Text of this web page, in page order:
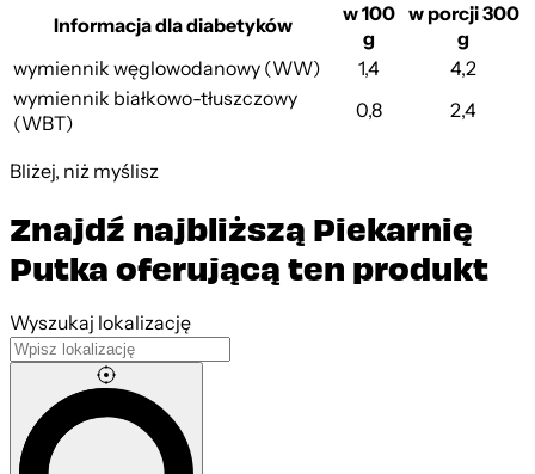
Informacja dla diabetyków
w 100
g
w porcji 300
g
wymiennik węglowodanowy (WW)
1,4
4,2
wymiennik białkowo-tłuszczowy
(WBT)
0,8 2,4
Bliżej, niż myślisz
Znajdź najbliższą Piekarnię
Putka oferującą ten produkt
Wyszukaj lokalizację